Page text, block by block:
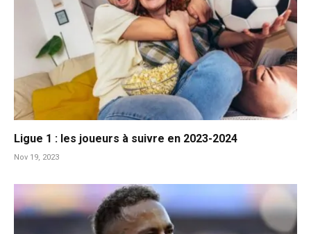
Ligue 1 : les joueurs à suivre en 2023-2024
Nov 19, 2023